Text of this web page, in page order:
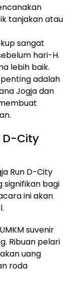
tanjakan atau
sangat
hari-H.
lebih baik.
adalah
Jogja dan
D-City
Run D-City
bagi
ini akan
suvenir
Ribuan pelari
uang
roda